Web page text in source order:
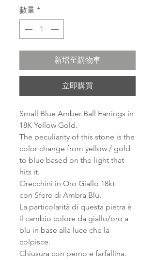
數量 *
新增至購物車
立即購買
Small Blue Amber Ball Earrings in
18K Yellow Gold.
The peculiarity of this stone is the
color change from yellow / gold
to blue based on the light that
hits it.
Orecchini in Oro Giallo 18kt
con Sfere di Ambra Blu.
La particolarità di questa pietra è
il cambio colore da giallo/oro a
blu in base alla luce che la
colpisce.
Chiusura con perno e farfallina.